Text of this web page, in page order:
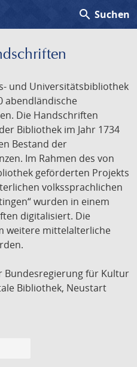
search Suchen
und Universitätsbibliothek
abendländische
Die Handschriften
Bibliothek im Jahr 1734
Bestand der
Im Rahmen des von
geförderten Projekts
volkssprachlichen
wurden in einem
digitalisiert. Die
weitere mittelalterliche
Bundesregierung für Kultur
Bibliothek, Neustart